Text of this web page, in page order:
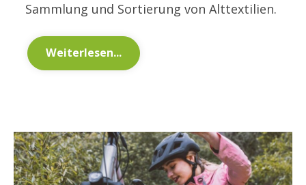
Sammlung und Sortierung von Alttextilien.
Weiterlesen...